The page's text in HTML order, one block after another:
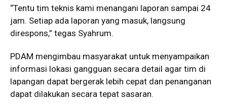
“Tentu tim teknis kami menangani laporan sampai 24
jam. Setiap ada laporan yang masuk, langsung
direspons,” tegas Syahrum.
PDAM mengimbau masyarakat untuk menyampaikan
informasi lokasi gangguan secara detail agar tim di
lapangan dapat bergerak lebih cepat dan penanganan
dapat dilakukan secara tepat sasaran.